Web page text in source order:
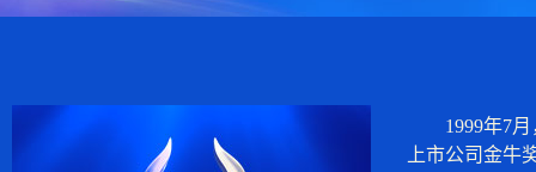
1999年7月，
上市公司金牛